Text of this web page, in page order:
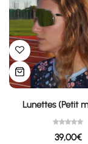
Lunettes (Petit
39,00€